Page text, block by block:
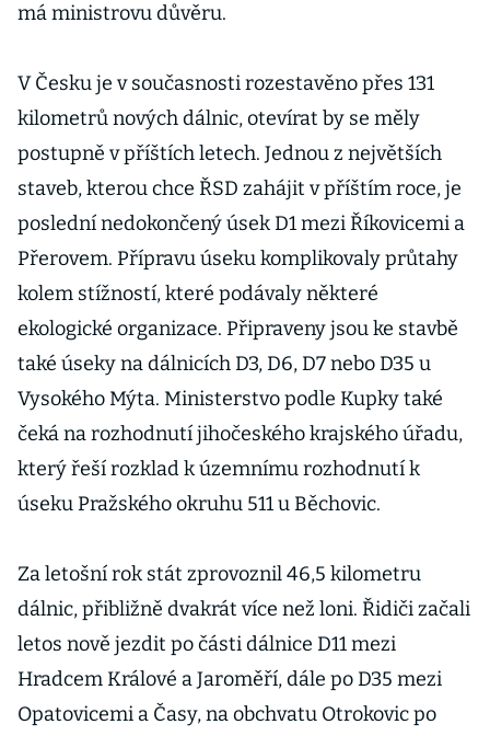
má ministrovu důvěru.
V Česku je v současnosti rozestavěno přes 131
kilometrů nových dálnic, otevírat by se měly
postupně v příštích letech. Jednou z největších
staveb, kterou chce ŘSD zahájit v příštím roce, je
poslední nedokončený úsek D1 mezi Říkovicemi a
Přerovem. Přípravu úseku komplikovaly průtahy
kolem stížností, které podávaly některé
ekologické organizace. Připraveny jsou ke stavbě
také úseky na dálnicích D3, D6, D7 nebo D35 u
Vysokého Mýta. Ministerstvo podle Kupky také
čeká na rozhodnutí jihočeského krajského úřadu,
který řeší rozklad k územnímu rozhodnutí k
úseku Pražského okruhu 511 u Běchovic.
Za letošní rok stát zprovoznil 46,5 kilometru
dálnic, přibližně dvakrát více než loni. Řidiči začali
letos nově jezdit po části dálnice D11 mezi
Hradcem Králové a Jaroměří, dále po D35 mezi
Opatovicemi a Časy, na obchvatu Otrokovic po